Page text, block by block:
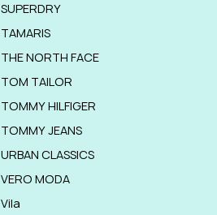
SUPERDRY
TAMARIS
THE NORTH FACE
TOM TAILOR
TOMMY HILFIGER
TOMMY JEANS
URBAN CLASSICS
VERO MODA
Vila